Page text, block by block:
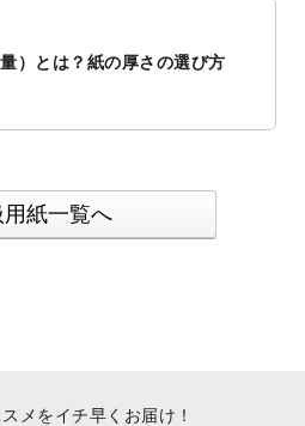
）とは？紙の厚さの選び方
用紙一覧へ
メをイチ早くお届け！